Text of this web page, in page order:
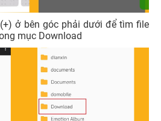
ở bên góc phải dưới để tìm file
mục Download